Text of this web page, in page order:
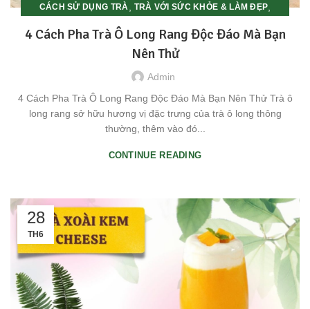
CÁCH SỬ DỤNG TRÀ, TRÀ VỚI SỨC KHỎE & LÀM ĐẸP,
UNCATEGORIZED
4 Cách Pha Trà Ô Long Rang Độc Đáo Mà Bạn
Nên Thử
Admin
4 Cách Pha Trà Ô Long Rang Độc Đáo Mà Bạn Nên Thử Trà ô
long rang sở hữu hương vị đặc trưng của trà ô long thông
thường, thêm vào đó...
CONTINUE READING
28
TH6